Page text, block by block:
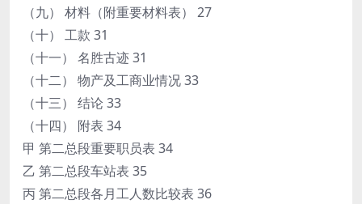
（九） 材料（附重要材料表） 27
（十） 工款 31
（十一） 名胜古迹 31
（十二） 物产及工商业情况 33
（十三） 结论 33
（十四） 附表 34
甲 第二总段重要职员表 34
乙 第二总段车站表 35
丙 第二总段各月工人数比较表 36